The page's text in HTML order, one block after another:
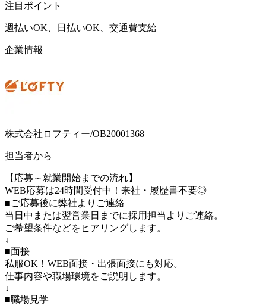
注目ポイント
週払いOK、日払いOK、交通費支給
企業情報
株式会社ロフティー/OB20001368
担当者から
【応募～就業開始までの流れ】
WEB応募は24時間受付中！来社・履歴書不要◎
■ご応募後に弊社よりご連絡
当日中または翌営業日までに採用担当よりご連絡。
ご希望条件などをヒアリングします。
↓
■面接
私服OK！WEB面接・出張面接にも対応。
仕事内容や職場環境をご説明します。
↓
■職場見学